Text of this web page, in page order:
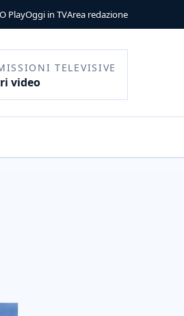
PlayOggi in TVArea redazione
TELEVISIVE
video